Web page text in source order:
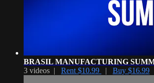
BRASIL MANUFACTURING
3 videos | Rent $10.99 | Buy $16.99